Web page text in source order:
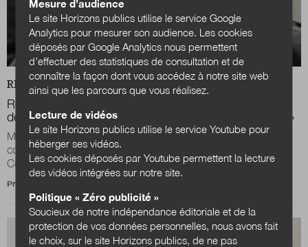
REVUE DOSSIER
Romain Badouard : « Les réseaux sociaux sont
devenus l’une des arènes principales du débat public »
Maître de conférences en sciences de l’information et de la
communication à Paris 2-Panthéon-Assas et chercheur au
Centre d’analyse et de recherche...
Propos recueillis par la rédaction d’Horizons publics
Mesure d’audience
Le site Horizons publics utilise le service Google
Analytics pour mesurer son audience. Les cookies
déposés par Google Analytics nous permettent
d’effectuer des statistiques de consultation et de
connaître la façon dont vous accédez à notre site web
ainsi que les parcours que vous réalisez.
Lecture de vidéos
Le site Horizons publics utilise le service Youtube pour
héberger ses vidéos.
Les cookies déposés par Youtube permettent la lecture
des vidéos intégrées sur notre site.
Politique « Zéro publicité »
Soucieux de notre indépendance éditoriale et de la
protection de vos données personnelles, nous avons fait
le choix, sur le site Horizons publics, de ne pas